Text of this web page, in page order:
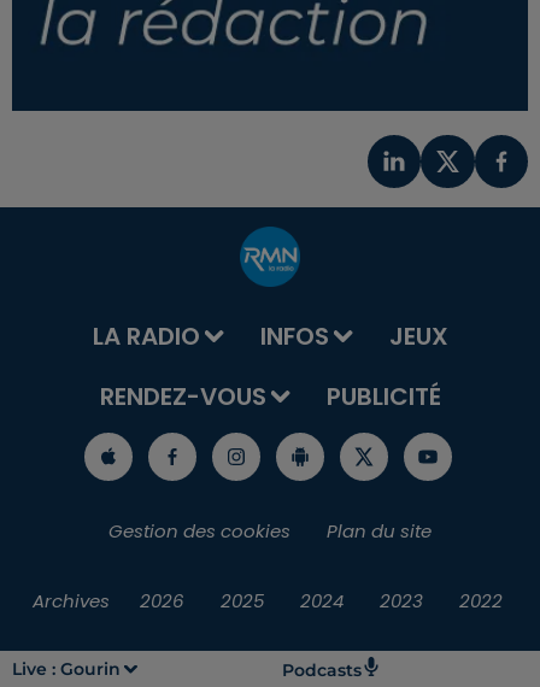
Live : Gourin Podcasts
LA RADIO INFOS
JEUX
RENDEZ-VOUS
PUBLICITÉ
Gestion des cookies Plan du site
Archives 2026 2025 2024 2023 2022